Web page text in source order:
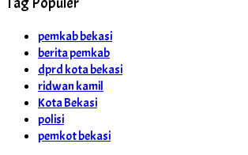
pemkab bekasi
berita pemkab
dprd kota bekasi
ridwan kamil
Kota Bekasi
polisi
pemkot bekasi